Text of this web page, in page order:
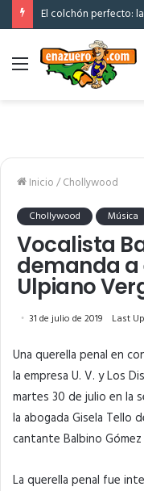
El colchón perfecto:
Menú
Inicio/Chollywood
Chollywood Música
Vocalista
demanda
Ulpiano
31 de julio de 2019 Last
Una querella penal en
la empresa U. V. y Los
martes 30 de julio en la
la abogada Gisela Tello
cantante Balbino Gómez
La querella penal fue